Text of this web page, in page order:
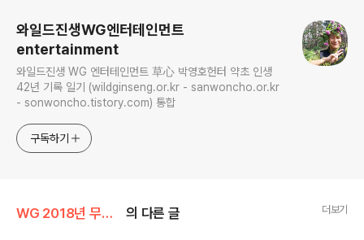
와일드진생WG엔터테인먼트
entertainment
와일드진생 WG 엔터테인먼트 草心 박영호헌터 약초 인생
42년 기록 일기 (wildginseng.or.kr - sanwoncho.or.kr
- sonwoncho.tistory.com) 통합
구독하기
WG 2018년 무술년 기록 의 다른 글 더보기